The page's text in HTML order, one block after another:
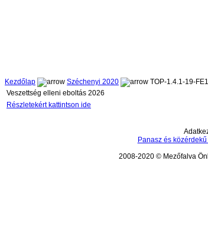
Kezdőlap
Széchenyi 2020
TOP-1.4.1-19-
Veszettség elleni eboltás 2026
Részletekért kattintson ide
Panasz és
2008-2020 © Mezőfalva